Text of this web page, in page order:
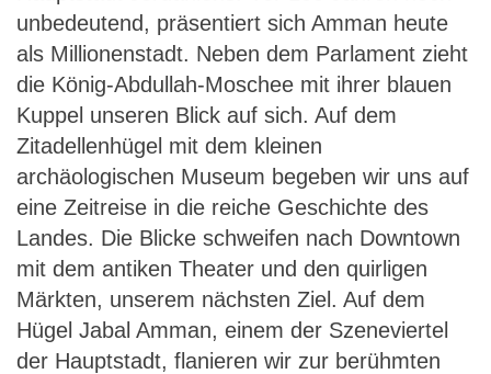
unbedeutend, präsentiert sich Amman heute
als Millionenstadt. Neben dem Parlament zieht
die König-Abdullah-Moschee mit ihrer blauen
Kuppel unseren Blick auf sich. Auf dem
Zitadellenhügel mit dem kleinen
archäologischen Museum begeben wir uns auf
eine Zeitreise in die reiche Geschichte des
Landes. Die Blicke schweifen nach Downtown
mit dem antiken Theater und den quirligen
Märkten, unserem nächsten Ziel. Auf dem
Hügel Jabal Amman, einem der Szeneviertel
der Hauptstadt, flanieren wir zur berühmten